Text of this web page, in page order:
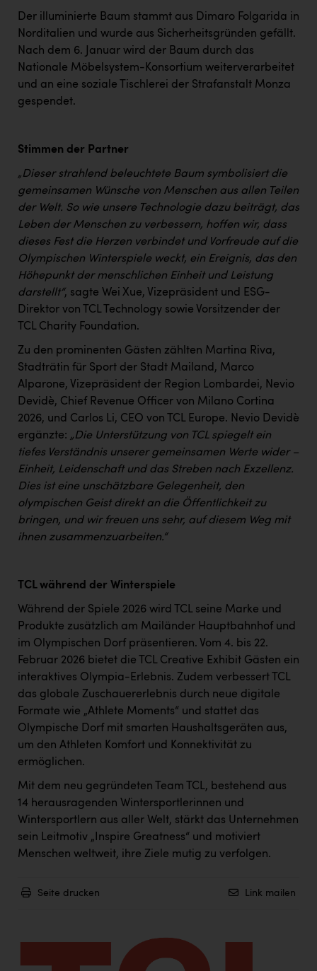
PEZ
PÜSPÖK
REMAX
RE/MAX Welcome
Ruderclub Wels
SCRI - Salzburg Cancer Research Institute
SCHMACHTL GmbH
Schwingshandl - automation technology gmbh
Seher + Partner
Smurfit Westrock Nettingsdorf
TGW Logistics
TRAILOMAT & Cycling Austria
VERITAS
Vier Diamanten
Vorlagenportal
Wir besiegen Krebs
Wirtschaftskammer OÖ
z.l.ö.
Österreichisches Hebammengremium
Wirtschaftskammer OÖ Energiehandel
Dopgas
kunden basics
kontakt
Der illuminierte Baum stammt aus Dimaro Folgarida in
Norditalien und wurde aus Sicherheitsgründen gefällt.
Nach dem 6. Januar wird der Baum durch das
Nationale Möbelsystem-Konsortium weiterverarbeitet
und an eine soziale Tischlerei der Strafanstalt Monza
gespendet.
Stimmen der Partner
„Dieser strahlend beleuchtete Baum symbolisiert die
gemeinsamen Wünsche von Menschen aus allen Teilen
der Welt. So wie unsere Technologie dazu beiträgt, das
Leben der Menschen zu verbessern, hoffen wir, dass
dieses Fest die Herzen verbindet und Vorfreude auf die
Olympischen Winterspiele weckt, ein Ereignis, das den
Höhepunkt der menschlichen Einheit und Leistung
darstellt“, sagte Wei Xue, Vizepräsident und ESG-
Direktor von TCL Technology sowie Vorsitzender der
TCL Charity Foundation.
Zu den prominenten Gästen zählten Martina Riva,
Stadträtin für Sport der Stadt Mailand, Marco
Alparone, Vizepräsident der Region Lombardei, Nevio
Devidè, Chief Revenue Officer von Milano Cortina
2026, und Carlos Li, CEO von TCL Europe. Nevio Devidè
ergänzte: „Die Unterstützung von TCL spiegelt ein
tiefes Verständnis unserer gemeinsamen Werte wider –
Einheit, Leidenschaft und das Streben nach Exzellenz.
Dies ist eine unschätzbare Gelegenheit, den
olympischen Geist direkt an die Öffentlichkeit zu
bringen, und wir freuen uns sehr, auf diesem Weg mit
ihnen zusammenzuarbeiten.“
TCL während der Winterspiele
Während der Spiele 2026 wird TCL seine Marke und
Produkte zusätzlich am Mailänder Hauptbahnhof und
im Olympischen Dorf präsentieren. Vom 4. bis 22.
Februar 2026 bietet die TCL Creative Exhibit Gästen ein
interaktives Olympia-Erlebnis. Zudem verbessert TCL
das globale Zuschauererlebnis durch neue digitale
Formate wie „Athlete Moments“ und stattet das
Olympische Dorf mit smarten Haushaltsgeräten aus,
um den Athleten Komfort und Konnektivität zu
ermöglichen.
Mit dem neu gegründeten Team TCL, bestehend aus
14 herausragenden Wintersportlerinnen und
Wintersportlern aus aller Welt, stärkt das Unternehmen
sein Leitmotiv „Inspire Greatness“ und motiviert
Menschen weltweit, ihre Ziele mutig zu verfolgen.
Seite drucken Link mailen